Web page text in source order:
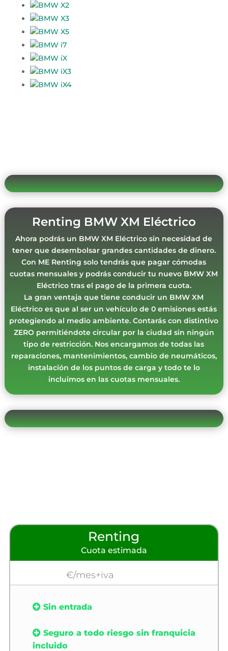
BMW X2
BMW X3
BMW X5
BMW i7
BMW iX
BMW iX3
BMW iX4
Renting BMW XM Eléctrico
Ahora podrás un BMW XM Eléctrico sin necesidad de
tener que desembolsar grandes cantidades de dinero.
Con ME Renting solo tendrás que pagar cómodas
cuotas mensuales y podrás conducir tu nuevo BMW XM
Eléctrico tras el pago de la primera cuota.
La gran ventaja que tiene conducir un BMW XM
Eléctrico es que al ser un vehículo de 0 emisiones estás
protegiendo al medio ambiente. Contarás con distintivo
ZERO permitiéndote circular por la ciudad sin ningún
tipo de restricción. Nos encargamos de todas las
reparaciones, mantenimientos, cambio de neumáticos,
instalación de los puntos de carga y todo te lo
incluimos en las cuotas mensuales.
Renting
Cuota estimada
€/mes+iva
Sin entrada
Seguro a todo riesgo sin franquicia
incluido